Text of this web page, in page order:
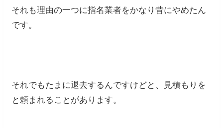
それも理由の一つに指名業者をかなり昔にやめたん
です。
それでもたまに退去するんですけどと、見積もりを
と頼まれることがあります。